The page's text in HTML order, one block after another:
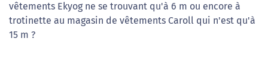
vêtements Ekyog ne se trouvant qu'à 6 m ou encore à
trotinette au magasin de vêtements Caroll qui n'est qu'à
15 m ?